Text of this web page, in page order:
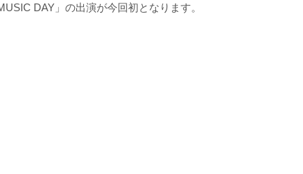
DAY」の出演が今回初となります。